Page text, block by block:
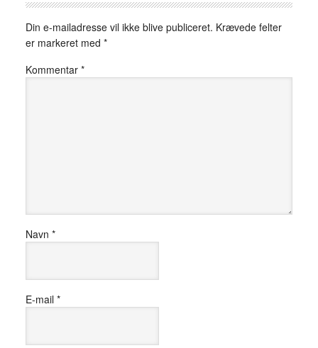
Din e-mailadresse vil ikke blive publiceret. Krævede felter
er markeret med *
Kommentar *
Navn *
E-mail *